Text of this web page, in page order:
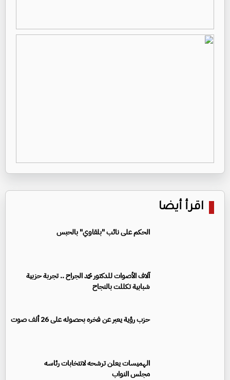
اقرأ أيضا
الحكم على نائب "بلقاوي" بالحبس
آلاف الأصوات للدكتور محمد الجراح .. تجربة حزبية
شبابية تكللت بالنجاح
حزب رؤية يعبر عن فخره بحصوله على 26 ألف صوت
الهميسات يعلن ترشحه لانتخابات رئاسه
مجلس النواب